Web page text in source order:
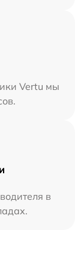
Vertu мы
в